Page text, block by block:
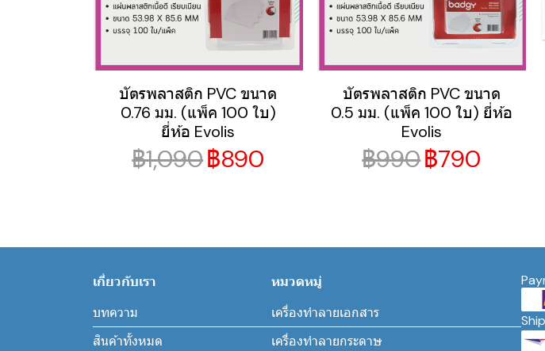
บัตรพลาสติก PVC ขนาด
0.76 มม. (แพ็ค 100 ใบ)
ยี่ห้อ Evolis
฿1,090฿890
บัตรพลาสติก PVC ขนาด
0.5 มม. (แพ็ค 100 ใบ) ยี่ห้อ
Evolis
฿990฿790
เกี่ยวกับเรา
บทความ
สินค้าทั้งหมด
หมวดหมู่
เครื่องทำลายเอกสาร
เครื่องทำลายกระดาษ